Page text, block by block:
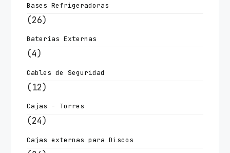
Bases Refrigeradoras
(26)
Baterías Externas
(4)
Cables de Seguridad
(12)
Cajas - Torres
(24)
Cajas externas para Discos